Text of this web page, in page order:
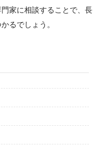
家に相談することで、長
るでしょう。